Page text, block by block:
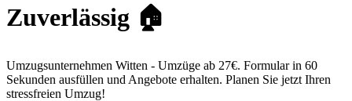
Zuverlässig 🏠
Umzugsunternehmen Witten - Umzüge ab 27€. Formular in 60
Sekunden ausfüllen und Angebote erhalten. Planen Sie jetzt Ihren
stressfreien Umzug!